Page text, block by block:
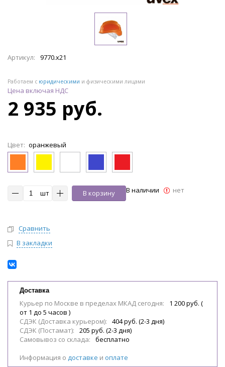
Артикул: 9770.x21
Работаем с юридическими и физическими лицами
Цена включая НДС
2 935 руб.
Цвет: оранжевый
шт В корзину В наличии нет
Сравнить
В закладки
Доставка
Курьер по Москве в пределах МКАД сегодня:
1 200 руб. (
от 1 до 5 часов )
СДЭК (Доставка курьером):
404 руб. (2-3 дня)
СДЭК (Постамат):
205 руб. (2-3 дня)
Самовывоз со склада:
бесплатно
Информация о доставке и оплате